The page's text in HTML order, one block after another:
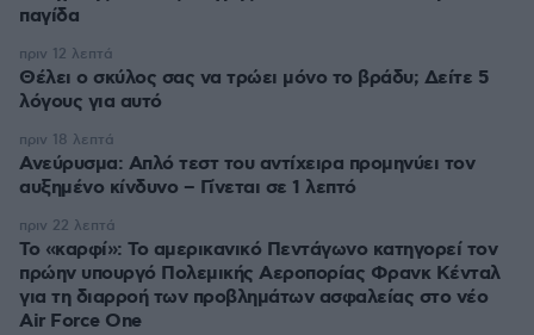
παγίδα
Θέλει ο σκύλος σας να τρώει μόνο το βράδυ; Δείτε 5
λόγους για αυτό
πριν 12 λεπτά
Ανεύρυσμα: Απλό τεστ του αντίχειρα προμηνύει τον
αυξημένο κίνδυνο – Γίνεται σε 1 λεπτό
πριν 18 λεπτά
Το «καρφί»: Το αμερικανικό Πεντάγωνο κατηγορεί τον
πρώην υπουργό Πολεμικής Αεροπορίας Φρανκ Κένταλ
για τη διαρροή των προβλημάτων ασφαλείας στο νέο
Air Force One
πριν 22 λεπτά